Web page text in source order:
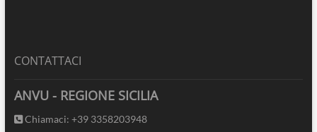
CONTATTACI
ANVU - REGIONE SICILIA
Chiamaci: +39 3358203948